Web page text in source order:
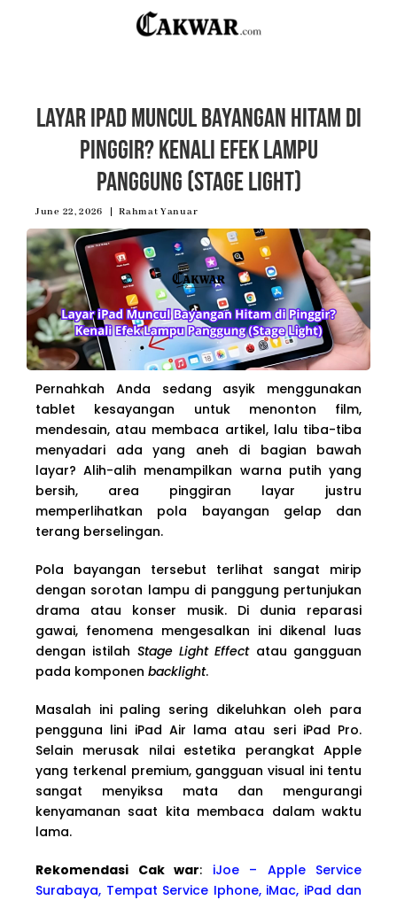
Layar iPad Muncul Bayangan Hitam di
Pinggir? Kenali Efek Lampu
Panggung (Stage Light)
June 22, 2026 Rahmat Yanuar
Pernahkah Anda sedang asyik menggunakan
tablet kesayangan untuk menonton film,
mendesain, atau membaca artikel, lalu tiba-tiba
menyadari ada yang aneh di bagian bawah
layar? Alih-alih menampilkan warna putih yang
bersih, area pinggiran layar justru
memperlihatkan pola bayangan gelap dan
terang berselingan.
Pola bayangan tersebut terlihat sangat mirip
dengan sorotan lampu di panggung pertunjukan
drama atau konser musik. Di dunia reparasi
gawai, fenomena mengesalkan ini dikenal luas
dengan istilah Stage Light Effectatau gangguan
pada komponen backlight.
Masalah ini paling sering dikeluhkan oleh para
pengguna lini iPad Air lama atau seri iPad Pro.
Selain merusak nilai estetika perangkat Apple
yang terkenal premium, gangguan visual ini tentu
sangat menyiksa mata dan mengurangi
kenyamanan saat kita membaca dalam waktu
lama.
Rekomendasi Cak war: iJoe – Apple Service
Surabaya, Tempat Service Iphone, iMac, iPad dan